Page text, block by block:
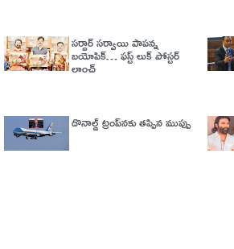
సర్దార్ సర్వాయి పాపన్న
బయోపిక్… ఫస్ట్ లుక్ పోస్టర్
లాంచ్
డొనాల్డ్ ట్రంప్‌నకు తప్పిన ముప్పు